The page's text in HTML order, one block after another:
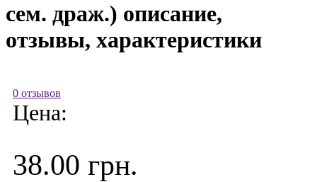
сем. драж.) описание,
отзывы, характеристики
0 отзывов
Цена:
38.00 грн.